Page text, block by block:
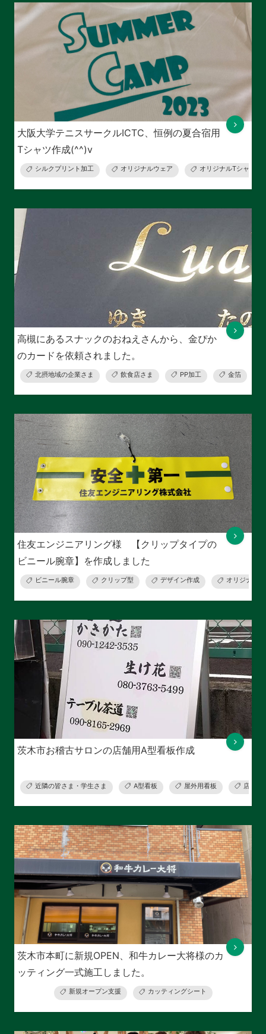
大阪大学テニスサークルICTC、恒例の夏合宿用
Tシャツ作成(^^)v
シルクプリント加工 オリジナルウェア オリジナルTシャツ
高槻にあるスナックのおねえさんから、金ぴか
のカードを依頼されました。
北摂地域の企業さま 飲食店さま PP加工 金箔
住友エンジニアリング様 【クリップタイプの
ビニール腕章】を作成しました
ビニール腕章 クリップ型 デザイン作成 オリジナル
茨木市お稽古サロンの店舗用A型看板作成
近隣の皆さま・学生さま A型看板 屋外用看板 店舗用
茨木市本町に新規OPEN、和牛カレー大将様のカ
ッティング一式施工しました。
新規オープン支援 カッティングシート